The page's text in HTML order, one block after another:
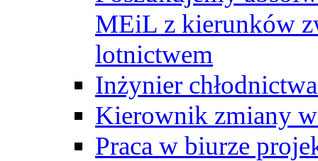
MEiL z kierunków
lotnictwem
Inżynier
Kierownik zmiany
Praca w biurze